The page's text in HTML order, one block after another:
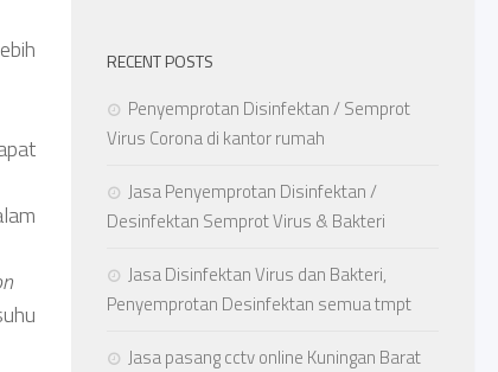
RECENT POSTS
Penyemprotan Disinfektan / Semprot
Virus Corona di kantor rumah
Jasa Penyemprotan Disinfektan /
Desinfektan Semprot Virus & Bakteri
Jasa Disinfektan Virus dan Bakteri,
Penyemprotan Desinfektan semua tmpt
Jasa pasang cctv online Kuningan Barat